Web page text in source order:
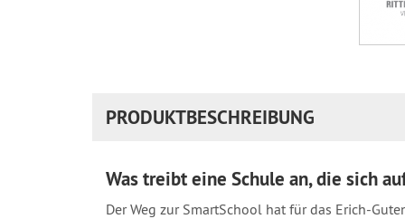
PRODUKTBESCHREIBUNG
Was treibt eine Schule an, die sich
Der Weg zur SmartSchool hat für das Erich-